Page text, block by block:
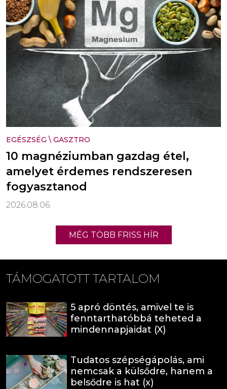
EGÉSZSÉG \ GASZTRO
10 magnéziumban gazdag étel,
amelyet érdemes rendszeresen
fogyasztanod
2026.08.06.
MÉG TÖBB FRISS HÍR
TÁMOGATOTT TARTALOM
5 apró döntés, amivel te is
fenntarthatóbbá teheted a
mindennapjaidat (X)
Tudatos szépségápolás, ami
nemcsak a külsődre, hanem a
belsődre is hat (x)